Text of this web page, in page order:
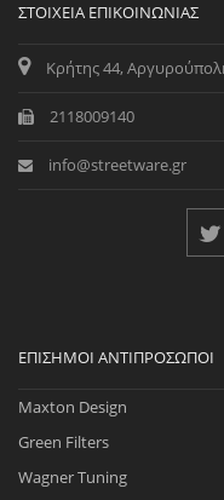
ΣΤΟΙΧΕΊΑ ΕΠΙΚΟΙΝΩΝΊΑΣ
Κρήτης 44,
2118009140
info@streetware.gr
ΕΠΊΣΗΜΟΙ ΑΝΤΙΠΡΌΣΩΠΟΙ
Maxton Design
Green Filters
Wagner Tuning